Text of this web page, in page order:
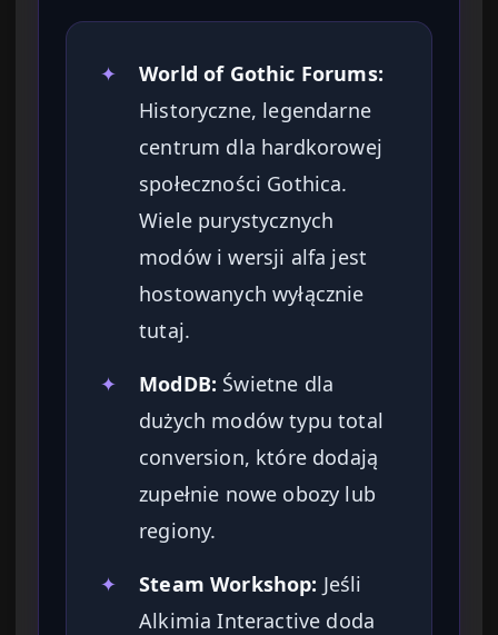
✦
World of Gothic Forums:
Historyczne, legendarne
centrum dla hardkorowej
społeczności Gothica.
Wiele purystycznych
modów i wersji alfa jest
hostowanych wyłącznie
tutaj.
✦
ModDB: Świetne dla
dużych modów typu total
conversion, które dodają
zupełnie nowe obozy lub
regiony.
✦
Steam Workshop: Jeśli
Alkimia Interactive doda